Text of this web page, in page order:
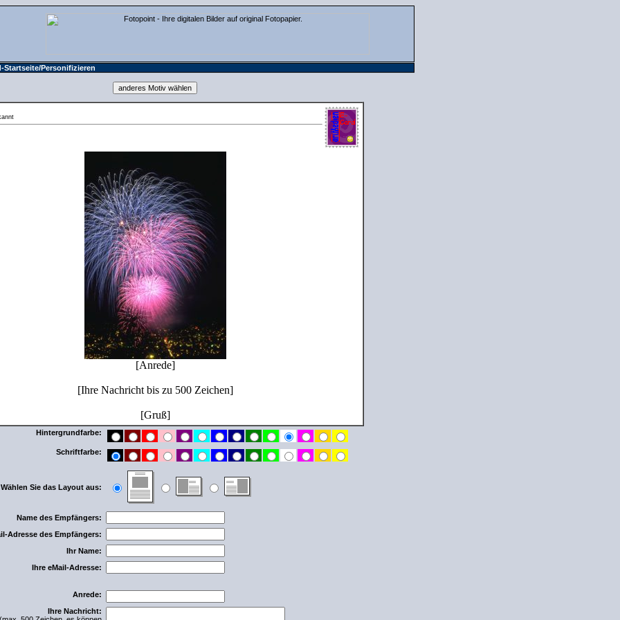
Startseite/Personifizieren
[Anrede]
[Ihre Nachricht bis zu 500 Zeichen]
[Gruß]
Hintergrundfarbe:
Schriftfarbe:
Wählen Sie das Layout aus:
Name des Empfängers:
Adresse des Empfängers:
Ihr Name:
Ihre eMail-Adresse:
Anrede:
Ihre Nachricht: